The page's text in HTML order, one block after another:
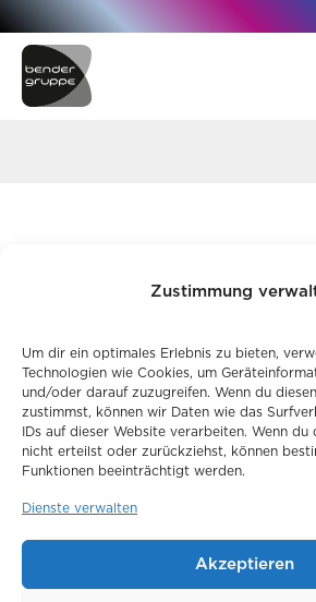
Zustimmung
Um dir ein optimales Erlebnis zu bieten,
Technologien wie Cookies, um
und/oder darauf zuzugreifen. Wenn du
zustimmst, können wir Daten wie das
IDs auf dieser Website verarbeiten. Wenn du
nicht erteilst oder zurückziehst, können
Funktionen beeinträchtigt werden.
Dienste verwalten
Akzeptieren